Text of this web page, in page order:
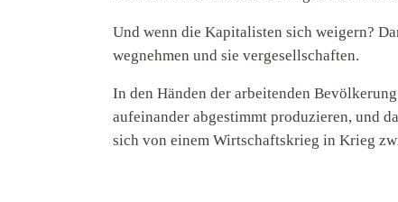
Und wenn die Kapitalisten sich weigern?
wegnehmen und sie vergesellschaften.
In den Händen der arbeitenden
aufeinander abgestimmt produzieren, und
sich von einem Wirtschaftskrieg in Krieg